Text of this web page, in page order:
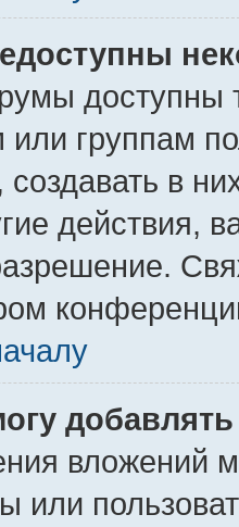
доступны
или группам
в
действия,
вложений
или